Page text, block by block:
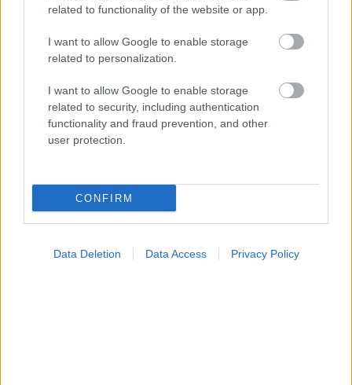
related to functionality of the website or app.
I want to allow Google to enable storage
related to personalization.
I want to allow Google to enable storage
related to security, including authentication
functionality and fraud prevention, and other
user protection.
CONFIRM
Data Deletion Data Access Privacy Policy